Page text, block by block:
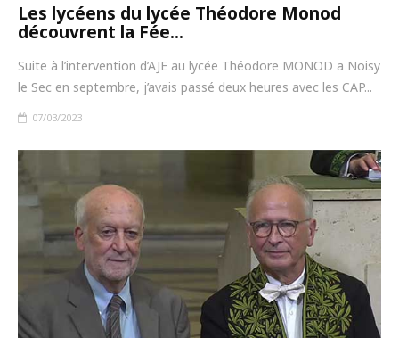
Les lycéens du lycée Théodore Monod
découvrent la Fée...
Suite à l’intervention d’AJE au lycée Théodore MONOD a Noisy
le Sec en septembre, j’avais passé deux heures avec les CAP...
07/03/2023